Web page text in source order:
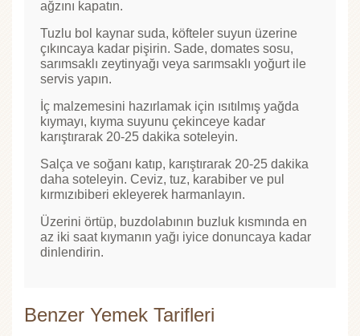
ağzını kapatın.
Tuzlu bol kaynar suda, köfteler suyun üzerine
çıkıncaya kadar pişirin. Sade, domates sosu,
sarımsaklı zeytinyağı veya sarımsaklı yoğurt ile
servis yapın.
İç malzemesini hazırlamak için ısıtılmış yağda
kıymayı, kıyma suyunu çekinceye kadar
karıştırarak 20-25 dakika soteleyin.
Salça ve soğanı katıp, karıştırarak 20-25 dakika
daha soteleyin. Ceviz, tuz, karabiber ve pul
kırmızıbiberi ekleyerek harmanlayın.
Üzerini örtüp, buzdolabının buzluk kısmında en
az iki saat kıymanın yağı iyice donuncaya kadar
dinlendirin.
Benzer Yemek Tarifleri